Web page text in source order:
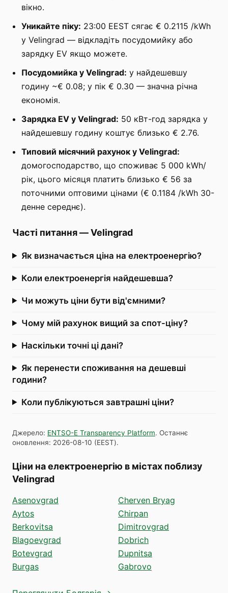
вікно.
Уникайте піку: 23:00 EEST сягає € 0.2115 /kWh
у Velingrad — відкладіть посудомийку або
зарядку EV якщо можете.
Посудомийка у Velingrad: у найдешевшу
годину ~€ 0.08; у пік € 0.30 — значна річна
економія.
Зарядка EV у Velingrad: 50 кВт-год зарядка у
найдешевшу годину коштує близько € 2.76.
Типовий місячний рахунок у Velingrad:
домогосподарство, що споживає 5 000 kWh/
рік, цього місяця платить близько € 56 за
поточними оптовими цінами (€ 0.1184 /kWh 30-
денне середнє).
Часті питання—Velingrad
Як визначається ціна на електроенергію?
Коли електроенергія найдешевша?
Чи можуть ціни бути від'ємними?
Чому мій рахунок вищий за спот-ціну?
Наскільки точні ці дані?
Як перенести споживання на дешевші
години?
Коли публікуються завтрашні ціни?
Джерело: ENTSO-E Transparency Platform. Останнє
оновлення: 2026-08-10 (EEST).
Ціни на електроенергію в містах поблизу
Velingrad
Asenovgrad
Aytos
Berkovitsa
Blagoevgrad
Botevgrad
Burgas
Cherven Bryag
Chirpan
Dimitrovgrad
Dobrich
Dupnitsa
Gabrovo